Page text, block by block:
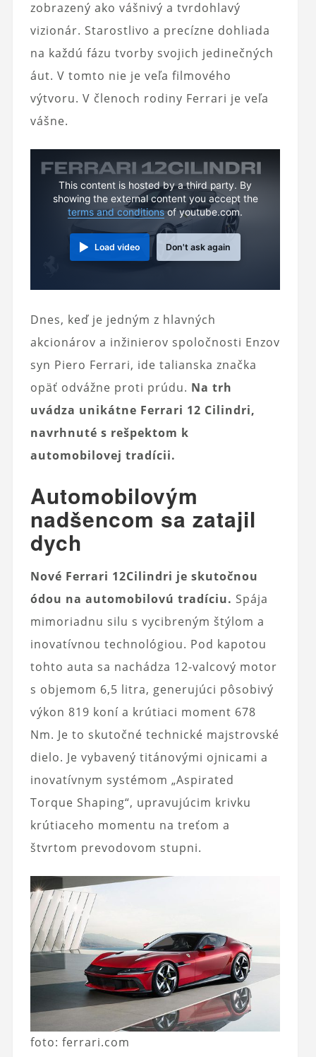
zobrazený ako vášnivý a tvrdohlavý
vizionár. Starostlivo a precízne dohliada
na každú fázu tvorby svojich jedinečných
áut. V tomto nie je veľa filmového
výtvoru. V členoch rodiny Ferrari je veľa
vášne.
This content is hosted by a third party. By
showing the external content you accept the
terms and conditionsof youtube.com.
Load video Don't ask again
Dnes, keď je jedným z hlavných
akcionárov a inžinierov spoločnosti Enzov
syn Piero Ferrari, ide talianska značka
opäť odvážne proti prúdu. Na trh
uvádza unikátne Ferrari 12 Cilindri,
navrhnuté s rešpektom k
automobilovej tradícii.
Automobilovým
nadšencom sa zatajil
dych
Nové Ferrari 12Cilindri je skutočnou
ódou na automobilovú tradíciu. Spája
mimoriadnu silu s vycibreným štýlom a
inovatívnou technológiou. Pod kapotou
tohto auta sa nachádza 12-valcový motor
s objemom 6,5 litra, generujúci pôsobivý
výkon 819 koní a krútiaci moment 678
Nm. Je to skutočné technické majstrovské
dielo. Je vybavený titánovými ojnicami a
inovatívnym systémom „Aspirated
Torque Shaping“, upravujúcim krivku
krútiaceho momentu na treťom a
štvrtom prevodovom stupni.
foto: ferrari.com